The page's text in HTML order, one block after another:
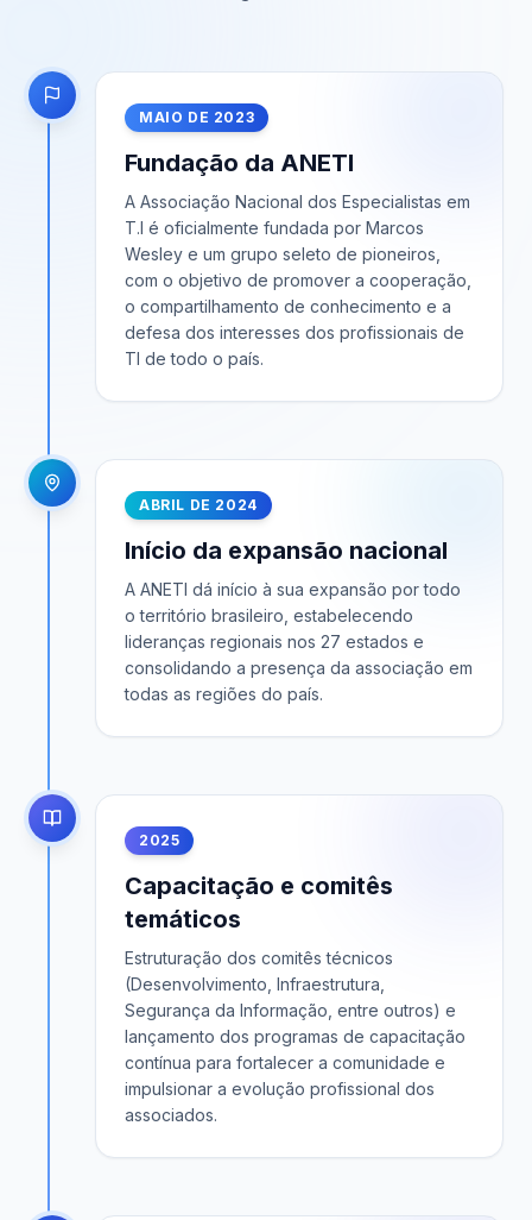
MAIO DE 2023
Fundação da ANETI
A Associação Nacional dos Especialistas em
T.I é oficialmente fundada por Marcos
Wesley e um grupo seleto de pioneiros,
com o objetivo de promover a cooperação,
o compartilhamento de conhecimento e a
defesa dos interesses dos profissionais de
TI de todo o país.
ABRIL DE 2024
Início da expansão nacional
A ANETI dá início à sua expansão por todo
o território brasileiro, estabelecendo
lideranças regionais nos 27 estados e
consolidando a presença da associação em
todas as regiões do país.
2025
Capacitação e comitês
temáticos
Estruturação dos comitês técnicos
(Desenvolvimento, Infraestrutura,
Segurança da Informação, entre outros) e
lançamento dos programas de capacitação
contínua para fortalecer a comunidade e
impulsionar a evolução profissional dos
associados.